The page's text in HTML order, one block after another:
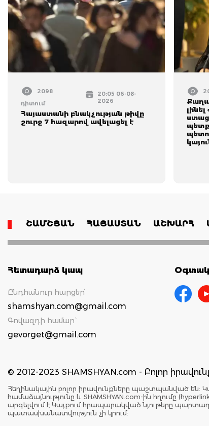
2098
դիտում
20:05 06-08-
2026
Հայաստանի բնակչության թիվը
շուրջ 7 հազարով ավելացել է
պետք
ՇԱՄՇՅԱՆ ՀԱՅԱՍՏԱՆ ԱՇԽԱՐՀ
Հետադարձ կապ
Ընդհանուր հարցեր՝
shamshyan.com@gmail.com
Գովազդի համար`
gevorget@gmail.com
© 2012-2023 SHAMSHYAN.com - Բոլոր
Հեղինակային բոլոր իրավունքները պաշտպանված են:
համաձայնությունը և SHAMSHYAN.com-ին հղումը
արգելվում է:Կայքում հրապարակված նյութերը
պատասխանատվություն չի կրում: